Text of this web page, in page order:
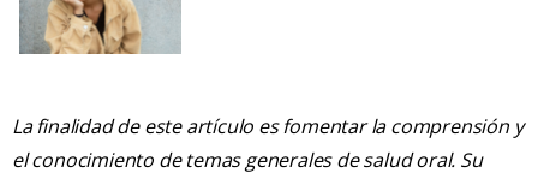
La finalidad de este artículo es fomentar la comprensión y
el conocimiento de temas generales de salud oral. Su